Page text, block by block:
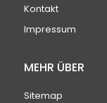
Kontakt
Impressum
MEHR ÜBER
Sitemap